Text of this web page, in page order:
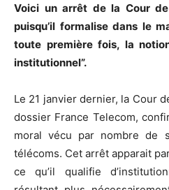
Voici un arrêt de la Cour
puisqu’il formalise dans le
toute première fois, la
institutionnel”.
Le 21 janvier dernier, la Cour
dossier France Telecom,
moral vécu par nombre de
télécoms. Cet arrêt apparait
ce qu’il qualifie